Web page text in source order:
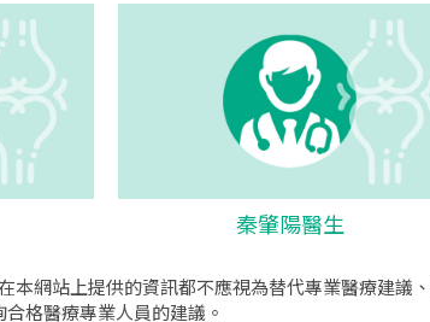
秦肇陽醫生
網站上提供的資訊都不應視為替代專業醫療建議
合格醫療專業人員的建議。